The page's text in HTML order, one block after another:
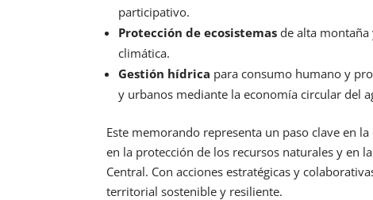
participativo.
Protección de ecosistemas de alta
climática.
Gestión hídrica para consumo humano y
y urbanos mediante la economía circular del
Este memorando representa un paso clave en
en la protección de los recursos naturales y en
Central. Con acciones estratégicas y
territorial sostenible y resiliente.